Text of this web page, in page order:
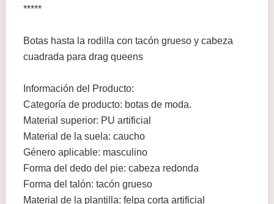
*****
Botas hasta la rodilla con tacón grueso y cabeza
cuadrada para drag queens
Información del Producto:
Categoría de producto: botas de moda.
Material superior: PU artificial
Material de la suela: caucho
Género aplicable: masculino
Forma del dedo del pie: cabeza redonda
Forma del talón: tacón grueso
Material de la plantilla: felpa corta artificial